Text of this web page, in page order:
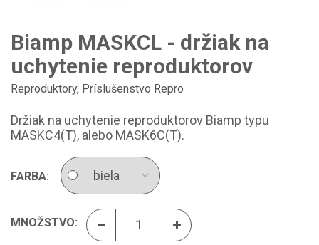
Biamp MASKCL - držiak na
uchytenie reproduktorov
Reproduktory, Príslušenstvo Repro
Držiak na uchytenie reproduktorov Biamp typu
MASKC4(T), alebo MASK6C(T).
FARBA:
MNOŽSTVO: